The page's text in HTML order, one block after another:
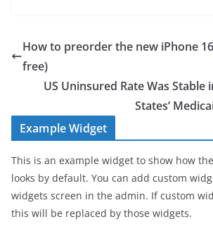
How to preorder the new iPhone
free)
US Uninsured Rate Was Stable
States’
Example Widget
This is an example widget to show how
looks by default. You can add custom
widgets screen in the admin. If custom
this will be replaced by those widgets.